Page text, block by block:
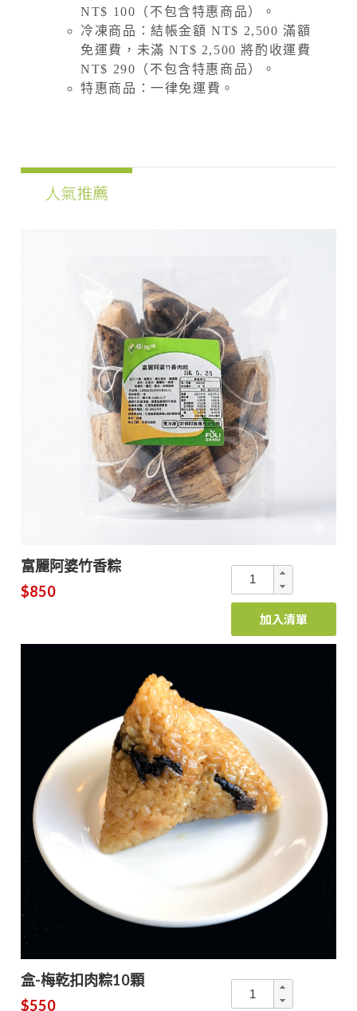
NT$ 100（不包含特惠商品）。
冷凍商品：結帳金額 NT$ 2,500 滿額
免運費，未滿 NT$ 2,500 將酌收運費
NT$ 290（不包含特惠商品）。
特惠商品：一律免運費。
人氣推薦
富麗阿婆竹香粽
$850
加入清單
盒-梅乾扣肉粽10顆
$550